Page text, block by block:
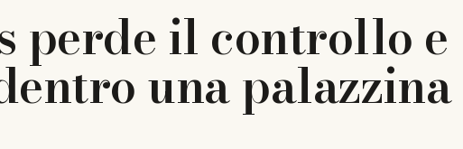
perde il controllo e
una palazzina